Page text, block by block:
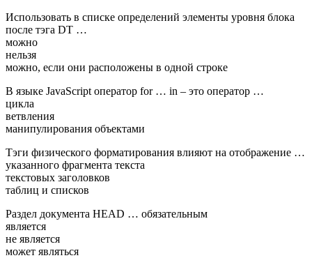
Использовать в списке определений элементы уровня блока
после тэга DT …
можно
нельзя
можно, если они расположены в одной строке
В языке JavaScript оператор for … in – это оператор …
цикла
ветвления
манипулирования объектами
Тэги физического форматирования влияют на отображение …
указанного фрагмента текста
текстовых заголовков
таблиц и списков
Раздел документа HEAD … обязательным
является
не является
может являться